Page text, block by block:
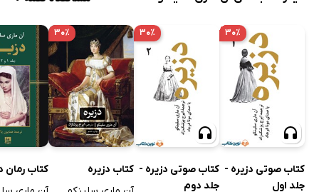
۳۰٪
کتاب صوتی دزیره -
جلد اول
۳۰٪
کتاب صوتی دزیره -
جلد دوم
۳۰٪
کتاب دزیره
کتاب رمان